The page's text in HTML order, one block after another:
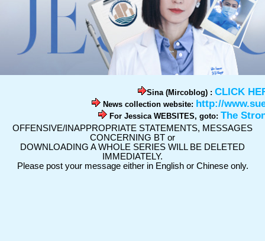
Sina (Mircoblog) : CLICK
News collection website: http://
For Jessica WEBSITES, goto: The
OFFENSIVE/INAPPROPRIATE STATEMENTS, MESSAGES
CONCERNING BT or
DOWNLOADING A WHOLE SERIES WILL BE DELETED
IMMEDIATELY.
Please post your message either in English or Chinese only.